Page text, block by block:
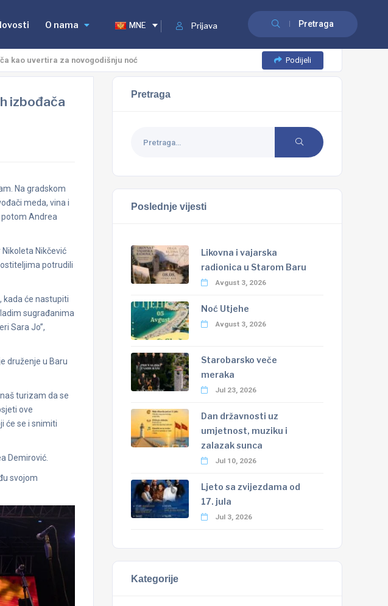
Pretraga
Prijava
MNE
O nama
kao uvertira za novogodišnju noć Podijeli
izbođača
Na gradskom
meda, vina i
potom Andrea
Nikčević
potrudili
kada će nastupiti
sugrađanima
Sara Jo”,
druženje u Baru
turizam da se
ove
će se i snimiti
Demirović.
svojom
Pretraga
Poslednje vijesti
Likovna i vajarska
radionica u Starom Baru
Avgust 3, 2026
Noć Utjehe
Avgust 3, 2026
Starobarsko veče
meraka
Jul 23, 2026
Dan državnosti uz
umjetnost, muziku i
zalazak sunca
Jul 10, 2026
Ljeto sa zvijezdama od
17. jula
Jul 3, 2026
Kategorije